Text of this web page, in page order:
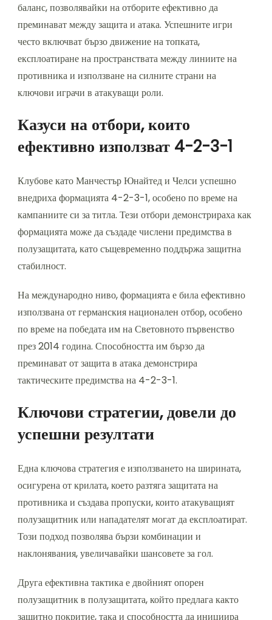
баланс, позволявайки на отборите ефективно да
преминават между защита и атака. Успешните игри
често включват бързо движение на топката,
експлоатиране на пространствата между линиите на
противника и използване на силните страни на
ключови играчи в атакуващи роли.
Казуси на отбори, които
ефективно използват 4-2-3-1
Клубове като Манчестър Юнайтед и Челси успешно
внедриха формацията 4-2-3-1, особено по време на
кампаниите си за титла. Тези отбори демонстрираха как
формацията може да създаде числени предимства в
полузащитата, като същевременно поддържа защитна
стабилност.
На международно ниво, формацията е била ефективно
използвана от германския национален отбор, особено
по време на победата им на Световното първенство
през 2014 година. Способността им бързо да
преминават от защита в атака демонстрира
тактическите предимства на 4-2-3-1.
Ключови стратегии, довели до
успешни резултати
Една ключова стратегия е използването на ширината,
осигурена от крилата, което разтяга защитата на
противника и създава пропуски, които атакуващият
полузащитник или нападателят могат да експлоатират.
Този подход позволява бързи комбинации и
наклонявания, увеличавайки шансовете за гол.
Друга ефективна тактика е двойният опорен
полузащитник в полузащитата, който предлага както
защитно покритие, така и способността да инициира